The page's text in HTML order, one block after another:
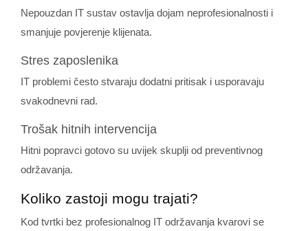
Nepouzdan IT sustav ostavlja dojam neprofesionalnosti i
smanjuje povjerenje klijenata.
Stres zaposlenika
IT problemi često stvaraju dodatni pritisak i usporavaju
svakodnevni rad.
Trošak hitnih intervencija
Hitni popravci gotovo su uvijek skuplji od preventivnog
održavanja.
Koliko zastoji mogu trajati?
Kod tvrtki bez profesionalnog IT održavanja kvarovi se